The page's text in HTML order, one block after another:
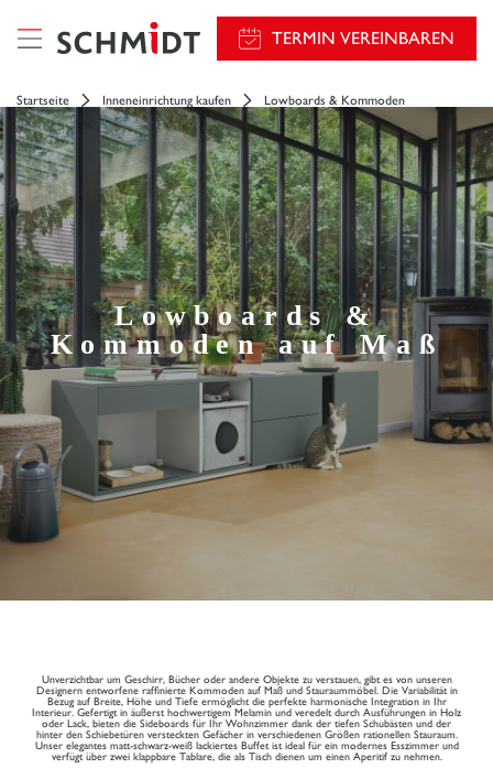
TERMIN VEREINBAREN
Startseite Inneneinrichtung kaufen Lowboards & Kommoden
Lowboards &
Kommoden auf Maß
Unverzichtbar um Geschirr, Bücher oder andere Objekte zu verstauen, gibt es von unseren
Designern entworfene raffinierte Kommoden auf Maß und Stauraummöbel. Die Variabilität in
Bezug auf Breite, Höhe und Tiefe ermöglicht die perfekte harmonische Integration in Ihr
Interieur. Gefertigt in äußerst hochwertigem Melamin und veredelt durch Ausführungen in Holz
oder Lack, bieten die Sideboards für Ihr Wohnzimmer dank der tiefen Schubästen und der
hinter den Schiebetüren versteckten Gefächer in verschiedenen Größen rationellen Stauraum.
Unser elegantes matt-schwarz-weiß lackiertes Buffet ist ideal für ein modernes Esszimmer und
verfügt über zwei klappbare Tablare, die als Tisch dienen um einen Aperitif zu nehmen.